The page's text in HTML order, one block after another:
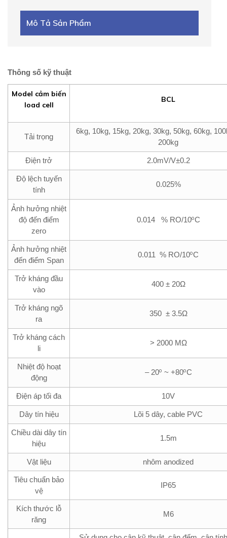
Mô Tả Sản Phẩm
Thông số kỹ thuật
Model cảm biến
load cell
BCL
Tải trọng
6kg, 10kg, 15kg, 20kg, 30kg, 50kg, 60kg,
200kg
Điện trở 2.0mV/V±0.2
Độ lệch tuyến
tính
0.025%
Ảnh hưởng nhiệt
độ đến điểm
zero
0.014 % RO/10oC
Ảnh hưởng nhiệt
đến điểm Span
0.011 % RO/10oC
Trở kháng đầu
vào
400 ± 20Ω
Trở kháng ngõ
ra
350 ± 3.5Ω
Trở kháng cách
li
> 2000 MΩ
Nhiệt độ hoạt
động
– 20o ~ +80oC
Điện áp tối đa 10V
Dây tín hiệu Lõi 5 dây, cable PVC
Chiều dài dây tín
hiệu
1.5m
Vật liệu nhôm anodized
Tiêu chuẩn bảo
vệ
IP65
Kích thước lỗ
răng
M6